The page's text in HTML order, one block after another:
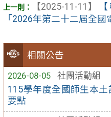
相關公告
2026-08-05
社團活動組
115學年度全國師生本
要點
【2025-11-11】
「2026年第二十二屆全國